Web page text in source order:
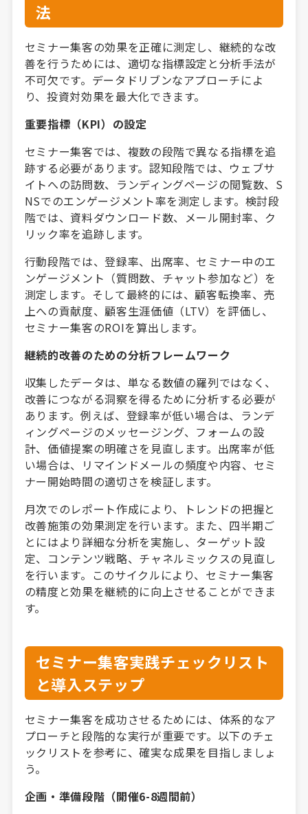
法
セミナー集客の効果を正確に測定し、継続的な改
善を行うためには、適切な指標設定と分析手法が
不可欠です。データドリブンなアプローチによ
り、投資対効果を最大化できます。
重要指標（KPI）の設定
セミナー集客では、複数の段階で異なる指標を追
跡する必要があります。認知段階では、ウェブサ
イトへの訪問数、ランディングページの閲覧数、S
NSでのエンゲージメント率を測定します。検討段
階では、資料ダウンロード数、メール開封率、ク
リック率を追跡します。
行動段階では、登録率、出席率、セミナー中のエ
ンゲージメント（質問数、チャット参加など）を
測定します。そして最終的には、顧客転換率、売
上への貢献度、顧客生涯価値（LTV）を評価し、
セミナー集客のROIを算出します。
継続的改善のための分析フレームワーク
収集したデータは、単なる数値の羅列ではなく、
改善につながる洞察を得るために分析する必要が
あります。例えば、登録率が低い場合は、ランデ
ィングページのメッセージング、フォームの設
計、価値提案の明確さを見直します。出席率が低
い場合は、リマインドメールの頻度や内容、セミ
ナー開始時間の適切さを検証します。
月次でのレポート作成により、トレンドの把握と
改善施策の効果測定を行います。また、四半期ご
とにはより詳細な分析を実施し、ターゲット設
定、コンテンツ戦略、チャネルミックスの見直し
を行います。このサイクルにより、セミナー集客
の精度と効果を継続的に向上させることができま
す。
セミナー集客実践チェックリスト
と導入ステップ
セミナー集客を成功させるためには、体系的なア
プローチと段階的な実行が重要です。以下のチェ
ックリストを参考に、確実な成果を目指しましょ
う。
企画・準備段階（開催6-8週間前）